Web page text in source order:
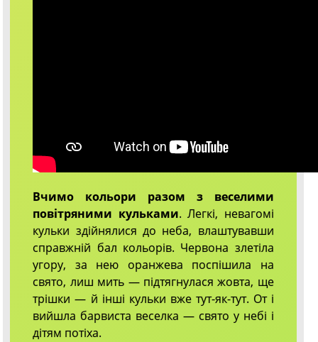
Вчимо кольори разом з веселими
повітряними кульками. Легкі, невагомі
кульки здійнялися до неба, влаштувавши
справжній бал кольорів. Червона злетіла
угору, за нею оранжева поспішила на
свято, лиш мить — підтягнулася жовта, ще
трішки — й інші кульки вже тут-як-тут. От і
вийшла барвиста веселка — свято у небі і
дітям потіха.